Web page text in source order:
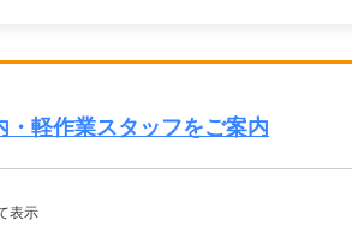
軽作業スタッフをご案内
表示